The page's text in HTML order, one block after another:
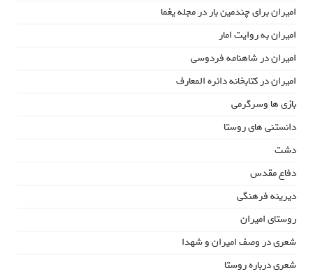
امیران برای چندمین بار در مجله یغما
امیران به روایت امار
امیران در شاهنامه فردوسی
امیران در کتابخانه دائره المعارف
بازی ها وسرگرمی
دانستنی های روستا
دشت
دفاع مقدس
دیرینه فرهنگی
روستای امیران
شعری در وصف امیران و شهدا
شعری درباره روستا